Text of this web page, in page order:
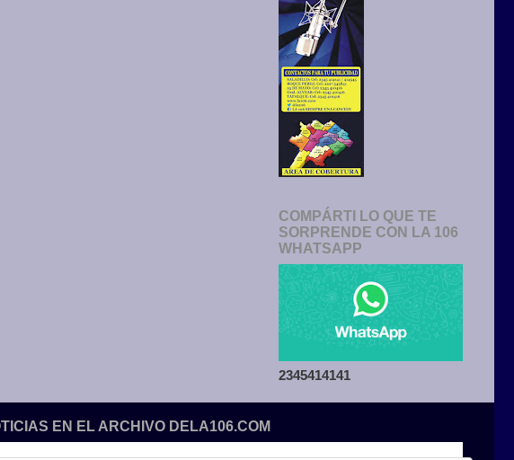
COMPÁRTI LO QUE TE
SORPRENDE CON LA 106
WHATSAPP
2345414141
EN EL ARCHIVO DELA106.COM